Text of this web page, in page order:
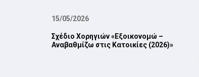
15/05/2026
Σχέδιο Χορηγιών «Εξοικονομώ –
Αναβαθμίζω στις Κατοικίες (2026)»